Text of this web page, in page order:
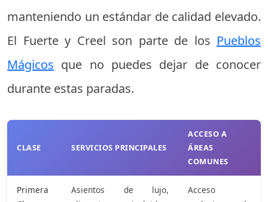
manteniendo un estándar de calidad elevado.
El Fuerte y Creel son parte de los Pueblos
Mágicos que no puedes dejar de conocer
durante estas paradas.
CLASE SERVICIOS PRINCIPALES
ACCESO A
ÁREAS
COMUNES
Primera
Asientos de lujo,
Acceso